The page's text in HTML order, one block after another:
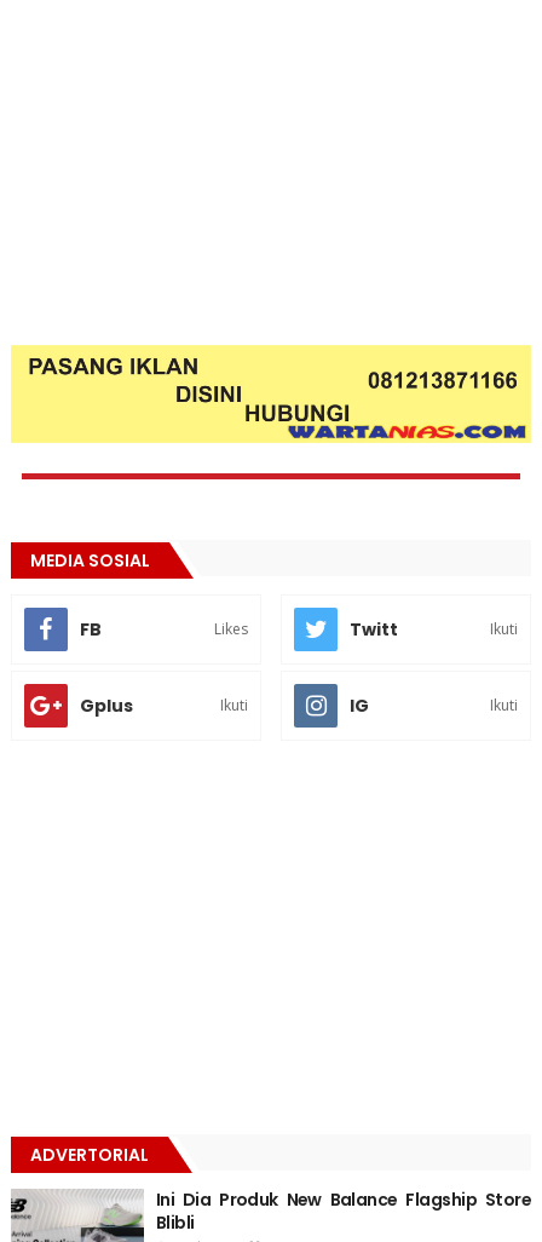
MEDIA SOSIAL
FB Likes Twitt Ikuti
Gplus Ikuti IG Ikuti
ADVERTORIAL
Ini Dia Produk New Balance Flagship Store
Blibli